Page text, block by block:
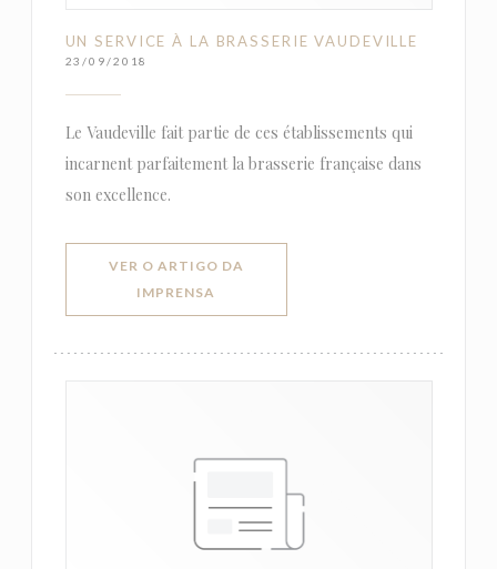
UN SERVICE À LA BRASSERIE VAUDEVILLE
23/09/2018
Le Vaudeville fait partie de ces établissements qui
incarnent parfaitement la brasserie française dans
son excellence.
VER O ARTIGO DA
IMPRENSA